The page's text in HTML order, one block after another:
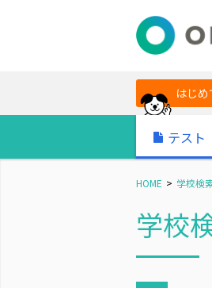
はじ
テスト
HOME 学校検
学校